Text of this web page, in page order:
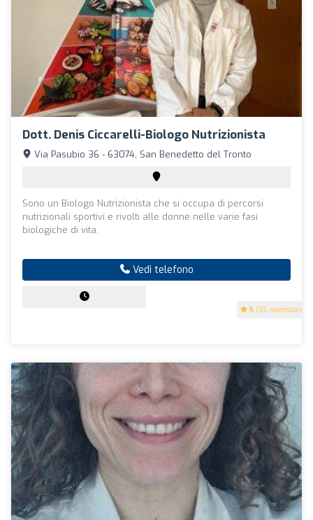
Dott. Denis Ciccarelli-Biologo Nutrizionista
5 (35 recensioni)
Via Pasubio 36 - 63074, San Benedetto del Tronto
Sono un Biologo Nutrizionista che si occupa di percorsi
nutrizionali sportivi e rivolti alle donne nelle varie fasi
biologiche di vita.
Vedi telefono